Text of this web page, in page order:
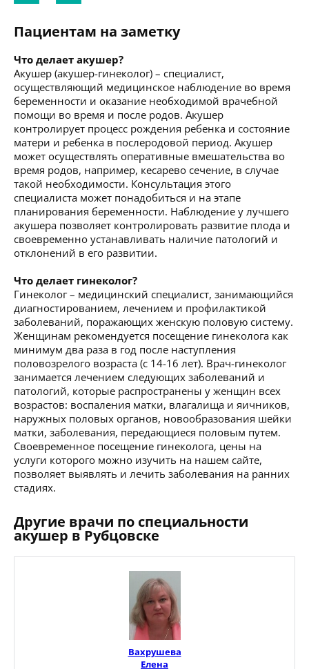
Пациентам на заметку
Что делает акушер?
Акушер (акушер-гинеколог) – специалист,
осуществляющий медицинское наблюдение во время
беременности и оказание необходимой врачебной
помощи во время и после родов. Акушер
контролирует процесс рождения ребенка и состояние
матери и ребенка в послеродовой период. Акушер
может осуществлять оперативные вмешательства во
время родов, например, кесарево сечение, в случае
такой необходимости. Консультация этого
специалиста может понадобиться и на этапе
планирования беременности. Наблюдение у лучшего
акушера позволяет контролировать развитие плода и
своевременно устанавливать наличие патологий и
отклонений в его развитии.
Что делает гинеколог?
Гинеколог – медицинский специалист, занимающийся
диагностированием, лечением и профилактикой
заболеваний, поражающих женскую половую систему.
Женщинам рекомендуется посещение гинеколога как
минимум два раза в год после наступления
половозрелого возраста (с 14-16 лет). Врач-гинеколог
занимается лечением следующих заболеваний и
патологий, которые распространены у женщин всех
возрастов: воспаления матки, влагалища и яичников,
наружных половых органов, новообразования шейки
матки, заболевания, передающиеся половым путем.
Своевременное посещение гинеколога, цены на
услуги которого можно изучить на нашем сайте,
позволяет выявлять и лечить заболевания на ранних
стадиях.
Другие врачи по специальности
акушер в Рубцовске
Вахрушева
Елена